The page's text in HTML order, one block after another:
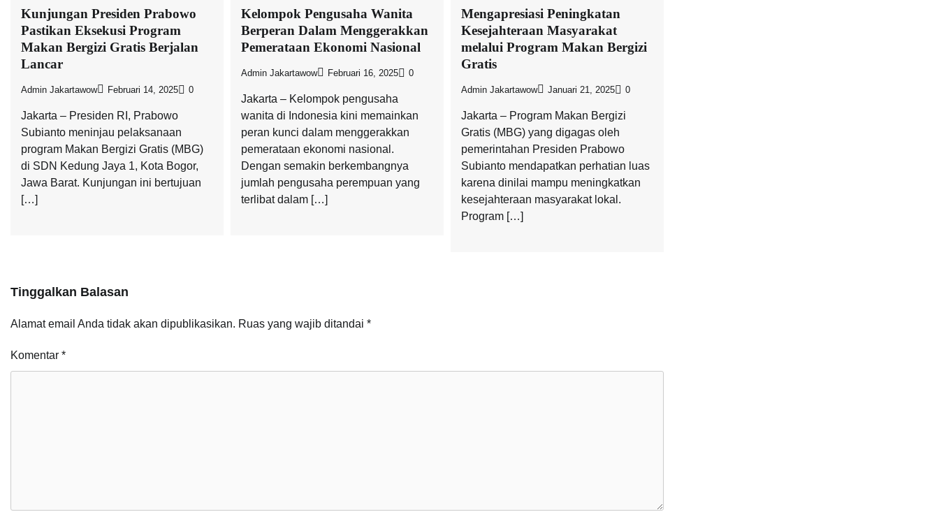
Kunjungan Presiden Prabowo
Pastikan Eksekusi Program
Makan Bergizi Gratis Berjalan
Lancar
Admin Jakartawow Februari 14, 2025 0
Jakarta – Presiden RI, Prabowo
Subianto meninjau pelaksanaan
program Makan Bergizi Gratis (MBG)
di SDN Kedung Jaya 1, Kota Bogor,
Jawa Barat. Kunjungan ini bertujuan
[…]
Kelompok Pengusaha Wanita
Berperan Dalam Menggerakkan
Pemerataan Ekonomi Nasional
Admin Jakartawow Februari 16, 2025 0
Jakarta – Kelompok pengusaha
wanita di Indonesia kini memainkan
peran kunci dalam menggerakkan
pemerataan ekonomi nasional.
Dengan semakin berkembangnya
jumlah pengusaha perempuan yang
terlibat dalam […]
Mengapresiasi Peningkatan
Kesejahteraan Masyarakat
melalui Program Makan Bergizi
Gratis
Admin Jakartawow Januari 21, 2025 0
Jakarta – Program Makan Bergizi
Gratis (MBG) yang digagas oleh
pemerintahan Presiden Prabowo
Subianto mendapatkan perhatian luas
karena dinilai mampu meningkatkan
kesejahteraan masyarakat lokal.
Program […]
Tinggalkan Balasan
Alamat email Anda tidak akan dipublikasikan. Ruas yang wajib ditandai *
Komentar *